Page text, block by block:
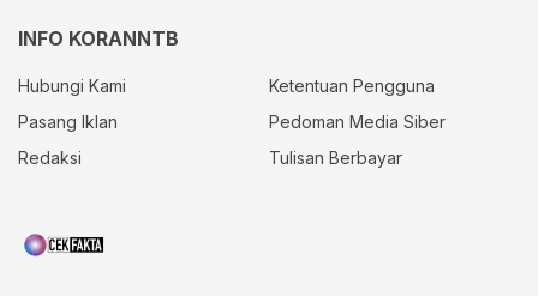
INFO KORANNTB
Hubungi Kami
Ketentuan Pengguna
Pasang Iklan
Pedoman Media Siber
Redaksi
Tulisan Berbayar